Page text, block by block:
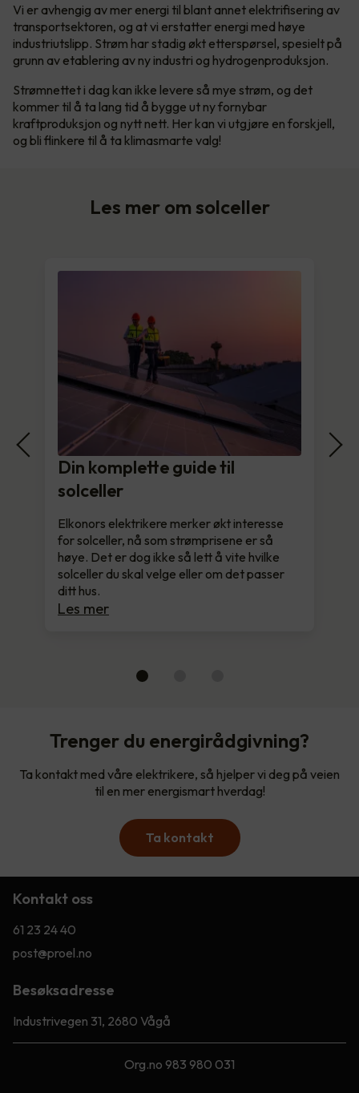
Vi er avhengig av mer energi til blant annet elektrifisering av
transportsektoren, og at vi erstatter energi med høye
industriutslipp. Strøm har stadig økt etterspørsel, spesielt på
grunn av etablering av ny industri og hydrogenproduksjon.
Strømnettet i dag kan ikke levere så mye strøm, og det
kommer til å ta lang tid å bygge ut ny fornybar
kraftproduksjon og nytt nett. Her kan vi utgjøre en forskjell,
og bli flinkere til å ta klimasmarte valg!
Les mer om solceller
Din komplette guide til
solceller
Elkonors elektrikere merker økt interesse
for solceller, nå som strømprisene er så
høye. Det er dog ikke så lett å vite hvilke
solceller du skal velge eller om det passer
ditt hus.
Les mer
Trenger du energirådgivning?
Ta kontakt med våre elektrikere, så hjelper vi deg på veien
til en mer energismart hverdag!
Ta kontakt
Kontakt oss
61 23 24 40
post@proel.no
Besøksadresse
Industrivegen 31, 2680 Vågå
Org.no 983 980 031